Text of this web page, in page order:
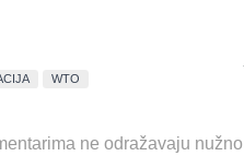
WTO
ne odražavaju nužno